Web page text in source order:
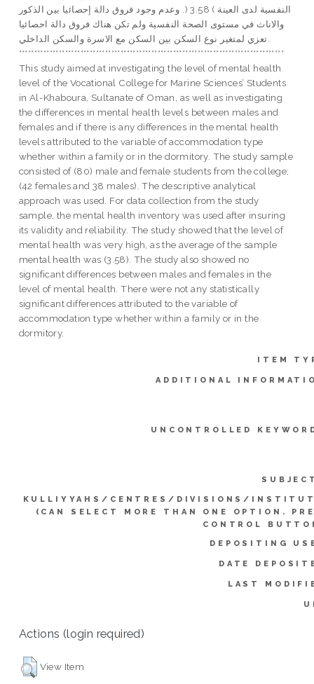
النفسية لدى العينة ) 3.58 (. وعدم وجود فروق دالة إحصائيا بين الذكور
والاناث في مستوى الصحة النفسية ولم تكن هناك فروق دالة احصائيا
تعزي لمتغير نوع السكن بين السكن مع الاسرة والسكن الداخلي.
**************************************************************************************
This study aimed at investigating the level of mental health
level of the Vocational College for Marine Sciences’ Students
in Al-Khaboura, Sultanate of Oman, as well as investigating
the differences in mental health levels between males and
females and if there is any differences in the mental health
levels attributed to the variable of accommodation type
whether within a family or in the dormitory. The study sample
consisted of (80) male and female students from the college;
(42 females and 38 males). The descriptive analytical
approach was used. For data collection from the study
sample, the mental health inventory was used after insuring
its validity and reliability. The study showed that the level of
mental health was very high, as the average of the sample
mental health was (3.58). The study also showed no
significant differences between males and females in the
level of mental health. There were not any statistically
significant differences attributed to the variable of
accommodation type whether within a family or in the
dormitory.
ITEM
ADDITIONAL
UNCONTROLLED
KULLIYYAHS/CENTRES/DIVISIONS/
(CAN SELECT MORE THAN ONE OPTION.
CONTROL
DEPOSITING
DATE
LAST
Actions (login required)
View Item